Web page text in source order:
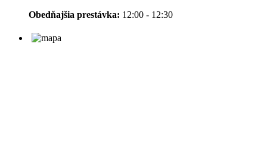
Obedňajšia prestávka: 12:00 - 12:30